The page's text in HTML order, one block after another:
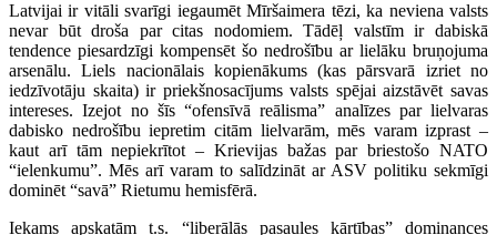
Latvijai ir vitāli svarīgi iegaumēt Mīršaimera tēzi, ka neviena valsts
nevar būt droša par citas nodomiem. Tādēļ valstīm ir dabiskā
tendence piesardzīgi kompensēt šo nedrošību ar lielāku bruņojuma
arsenālu. Liels nacionālais kopienākums (kas pārsvarā izriet no
iedzīvotāju skaita) ir priekšnosacījums valsts spējai aizstāvēt savas
intereses. Izejot no šīs “ofensīvā reālisma” analīzes par lielvaras
dabisko nedrošību iepretim citām lielvarām, mēs varam izprast –
kaut arī tām nepiekrītot – Krievijas bažas par briestošo NATO
“ielenkumu”. Mēs arī varam to salīdzināt ar ASV politiku sekmīgi
dominēt “savā” Rietumu hemisfērā.
Iekams apskatām t.s. “liberālās pasaules kārtības” dominances